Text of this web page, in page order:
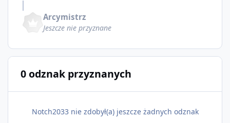
Arcymistrz
Jeszcze nie przyznane
0 odznak przyznanych
Notch2033 nie zdobył(a) jeszcze żadnych odznak